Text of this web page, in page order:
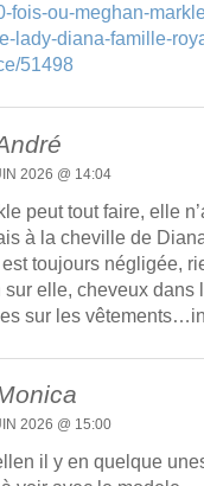
fois-ou-meghan-
lady-diana-famille-
51498
2026 @ 14:04
peut tout faire, elle
à la cheville de
toujours négligée,
sur elle, cheveux dans
sur les
2026 @ 15:00
il y en quelque